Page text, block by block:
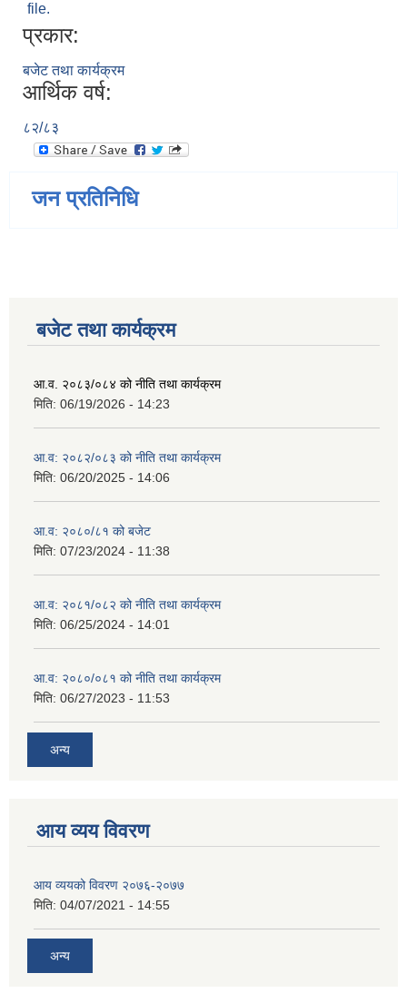
file.
प्रकार:
बजेट तथा कार्यक्रम
आर्थिक वर्ष:
८२/८३
जन प्रतिनिधि
बजेट तथा कार्यक्रम
आ.व. २०८३/०८४ को नीति तथा कार्यक्रम
मिति: 06/19/2026 - 14:23
आ.व: २०८२/०८३ को नीति तथा कार्यक्रम
मिति: 06/20/2025 - 14:06
आ.व: २०८०/८१ को बजेट
मिति: 07/23/2024 - 11:38
आ.व: २०८१/०८२ को नीति तथा कार्यक्रम
मिति: 06/25/2024 - 14:01
आ.व: २०८०/०८१ को नीति तथा कार्यक्रम
मिति: 06/27/2023 - 11:53
अन्य
आय व्यय विवरण
आय व्ययको विवरण २०७६-२०७७
मिति: 04/07/2021 - 14:55
अन्य